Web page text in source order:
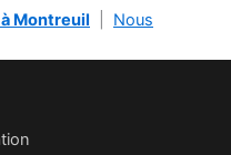
Montreuil
Nous